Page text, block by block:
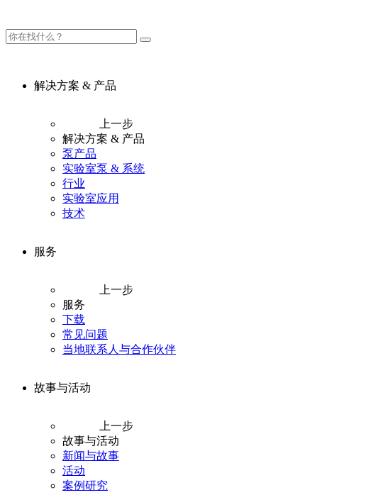
解决方案 & 产品
上一步
解决方案 & 产品
泵产品
实验室泵 & 系统
行业
实验室应用
技术
服务
上一步
服务
下载
常见问题
当地联系人与合作伙伴
故事与活动
上一步
故事与活动
新闻与故事
活动
案例研究